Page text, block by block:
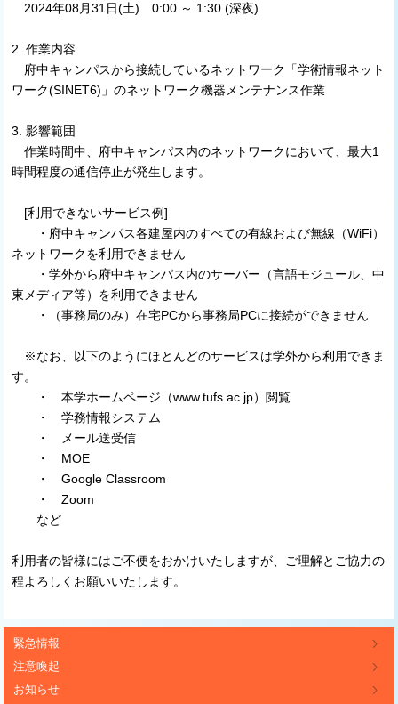
2024年08月31日(土) 0:00 ～ 1:30 (深夜)
2. 作業内容
府中キャンパスから接続しているネットワーク「学術情報ネット
ワーク(SINET6)」のネットワーク機器メンテナンス作業
3. 影響範囲
作業時間中、府中キャンパス内のネットワークにおいて、最大1
時間程度の通信停止が発生します。
[利用できないサービス例]
・府中キャンパス各建屋内のすべての有線および無線（WiFi）
ネットワークを利用できません
・学外から府中キャンパス内のサーバー（言語モジュール、中
東メディア等）を利用できません
・（事務局のみ）在宅PCから事務局PCに接続ができません
※なお、以下のようにほとんどのサービスは学外から利用できま
す。
・ 本学ホームページ（www.tufs.ac.jp）閲覧
・ 学務情報システム
・ メール送受信
・ MOE
・ Google Classroom
・ Zoom
など
利用者の皆様にはご不便をおかけいたしますが、ご理解とご協力の
程よろしくお願いいたします。
緊急情報
注意喚起
お知らせ